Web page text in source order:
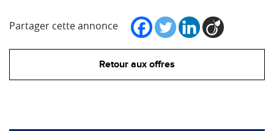
Partager cette annonce
Retour aux offres